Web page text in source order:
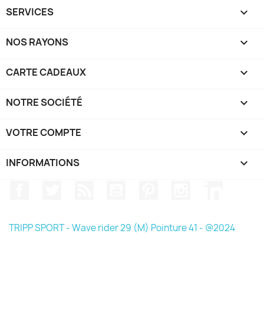
SERVICES 
NOS RAYONS 
CARTE CADEAUX 
NOTRE SOCIÉTÉ 
VOTRE COMPTE 
INFORMATIONS keyboard_arrow_down
TRIPP SPORT - Wave rider 29 (M) Pointure 41 - @2024